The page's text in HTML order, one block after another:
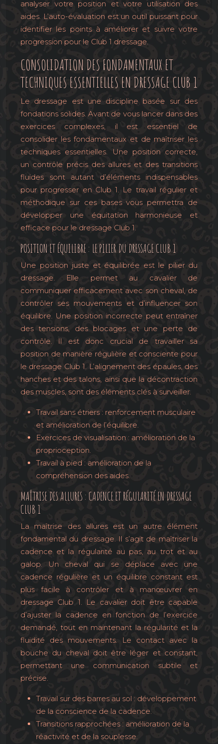
analyser votre position et votre utilisation des
aides. L’auto-évaluation est un outil puissant pour
identifier les points à améliorer et suivre votre
progression pour le Club 1 dressage.
CONSOLIDATION DES FONDAMENTAUX ET
TECHNIQUES ESSENTIELLES EN DRESSAGE CLUB 1
Le dressage est une discipline basée sur des
fondations solides. Avant de vous lancer dans des
exercices complexes, il est essentiel de
consolider les fondamentaux et de maîtriser les
techniques essentielles. Une position correcte,
un contrôle précis des allures et des transitions
fluides sont autant d’éléments indispensables
pour progresser en Club 1. Le travail régulier et
méthodique sur ces bases vous permettra de
développer une équitation harmonieuse et
efficace pour le dressage Club 1.
POSITION ET ÉQUILIBRE : LE PILIER DU DRESSAGE CLUB 1
Une position juste et équilibrée est le pilier du
dressage. Elle permet au cavalier de
communiquer efficacement avec son cheval, de
contrôler ses mouvements et d’influencer son
équilibre. Une position incorrecte peut entraîner
des tensions, des blocages et une perte de
contrôle. Il est donc crucial de travailler sa
position de manière régulière et consciente pour
le dressage Club 1. L’alignement des épaules, des
hanches et des talons, ainsi que la décontraction
des muscles, sont des éléments clés à surveiller.
Travail sans étriers : renforcement musculaire
et amélioration de l’équilibre.
Exercices de visualisation : amélioration de la
proprioception.
Travail à pied : amélioration de la
compréhension des aides.
MAÎTRISE DES ALLURES : CADENCE ET RÉGULARITÉ EN DRESSAGE
CLUB 1
La maîtrise des allures est un autre élément
fondamental du dressage. Il s’agit de maîtriser la
cadence et la régularité au pas, au trot et au
galop. Un cheval qui se déplace avec une
cadence régulière et un équilibre constant est
plus facile à contrôler et à manœuvrer en
dressage Club 1. Le cavalier doit être capable
d’ajuster la cadence en fonction de l’exercice
demandé, tout en maintenant la régularité et la
fluidité des mouvements. Le contact avec la
bouche du cheval doit être léger et constant,
permettant une communication subtile et
précise.
Travail sur des barres au sol : développement
de la conscience de la cadence.
Transitions rapprochées : amélioration de la
réactivité et de la souplesse.